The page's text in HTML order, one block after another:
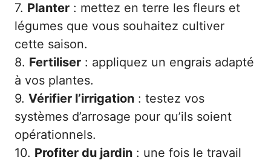
7. Planter : mettez en terre les fleurs et
légumes que vous souhaitez cultiver
cette saison.
8. Fertiliser : appliquez un engrais adapté
à vos plantes.
9. Vérifier l’irrigation : testez vos
systèmes d’arrosage pour qu’ils soient
opérationnels.
10. Profiter du jardin : une fois le travail